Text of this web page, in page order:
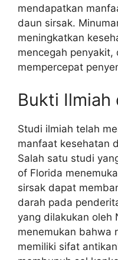
mendapatkan
daun sirsak.
meningkatkan
mencegah penyakit,
mempercepat
Bukti Ilmiah
Studi ilmiah telah
manfaat kesehatan
Salah satu studi
of Florida
sirsak dapat
darah pada
yang dilakukan oleh
menemukan bahwa
memiliki sifat